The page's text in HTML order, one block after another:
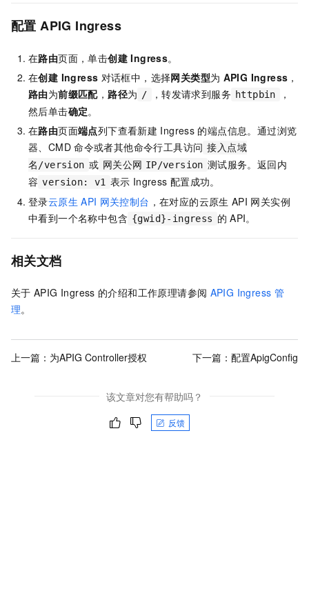
配置 APIG Ingress
在路由页面，单击创建 Ingress。
在创建 Ingress 对话框中，选择网关类型为 APIG Ingress ，
路由为前缀匹配， 路径为 / ，转发请求到服务 httpbin
，
然后单击确定。
在路由页面端点列下查看新建 Ingress 的端点信息。通过浏览
器、CMD 命令或者其他命令行工具访问 接入点域
名/version 或 网关公网 IP/version 测试服务。返回内
容 version: v1 表示 Ingress 配置成功。
登录云原生 API 网关控制台 ，在对应的云原生 API 网关实例
中看到一个名称中包含 {gwid}-ingress 的 API。
相关文档
关于 APIG Ingress 的介绍和工作原理请参阅 APIG Ingress 管
理。
上一篇： 为APIG Controller授权 下一篇： 配置ApigConfig
该文章对您有帮助吗？
反馈